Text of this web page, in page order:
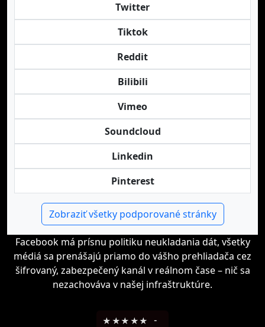
Twitter
Tiktok
Reddit
Bilibili
Vimeo
Soundcloud
Linkedin
Pinterest
Zobraziť všetky podporované stránky
Facebook má prísnu politiku neukladania dát, všetky
médiá sa prenášajú priamo do vášho prehliadača cez
šifrovaný, zabezpečený kanál v reálnom čase – nič sa
nezachováva v našej infraštruktúre.
★ ★★ ★★ -